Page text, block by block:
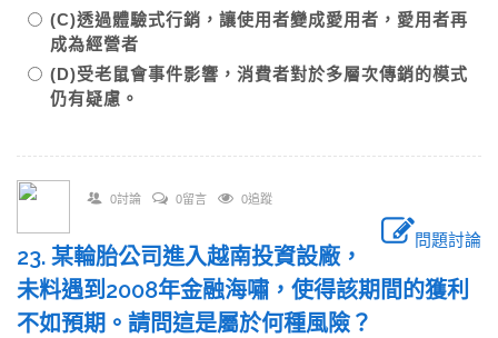
(C)透過體驗式行銷，讓使用者變成愛用者，愛用者再
成為經營者
(D)受老鼠會事件影響，消費者對於多層次傳銷的模式
仍有疑慮。
0討論 0留言 0追蹤
問題討論
23. 某輪胎公司進入越南投資設廠，
未料遇到2008年金融海嘯，使得該期間的獲利
不如預期。請問這是屬於何種風險？